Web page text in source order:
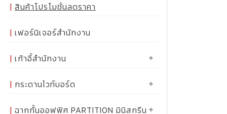
สินค้าโปรโมชั่นลดราคา
เฟอร์นิเจอร์สำนักงาน
เก้าอี้สำนักงาน
กระดานไวท์บอร์ด
ฉากกั้นออฟฟิศ PARTITION มินิสกรีน